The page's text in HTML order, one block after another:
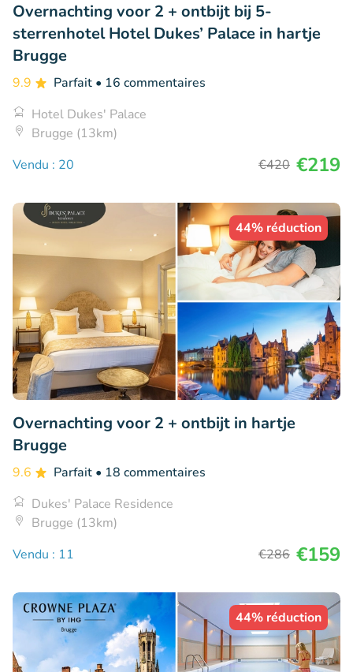
Overnachting voor 2 + ontbijt bij 5-
sterrenhotel Hotel Dukes’ Palace in hartje
Brugge
9.9 Parfait • 16 commentaires
Hotel Dukes' Palace
Brugge (13km)
Vendu : 20
€420 €219
44% réduction
Overnachting voor 2 + ontbijt in hartje
Brugge
9.6 Parfait • 18 commentaires
Dukes' Palace Residence
Brugge (13km)
Vendu : 11
€286 €159
44% réduction